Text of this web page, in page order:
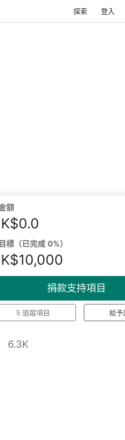
探索 登入
額
標（已完成 0%）
捐款支持項目
5 追蹤項目 給予
6.3K